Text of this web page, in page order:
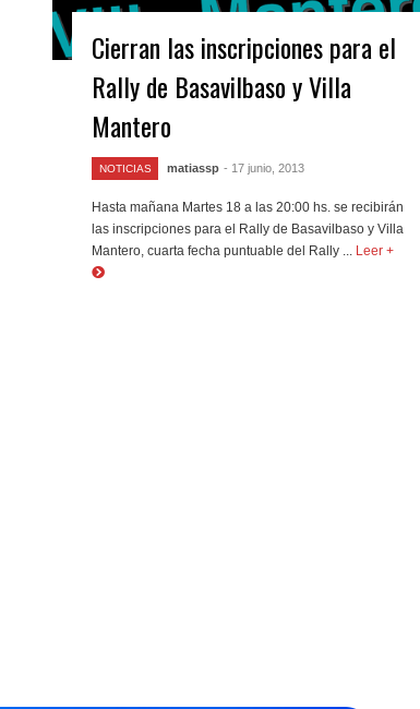
Cierran las inscripciones para el
Rally de Basavilbaso y Villa
Mantero
NOTICIAS matiassp - 17 junio, 2013
Hasta mañana Martes 18 a las 20:00 hs. se recibirán
las inscripciones para el Rally de Basavilbaso y Villa
Mantero, cuarta fecha puntuable del Rally ... Leer +